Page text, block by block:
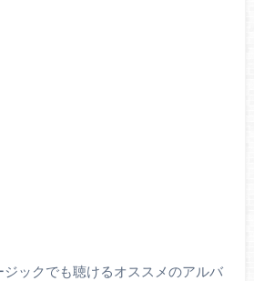
ックでも聴けるオススメのアルバ